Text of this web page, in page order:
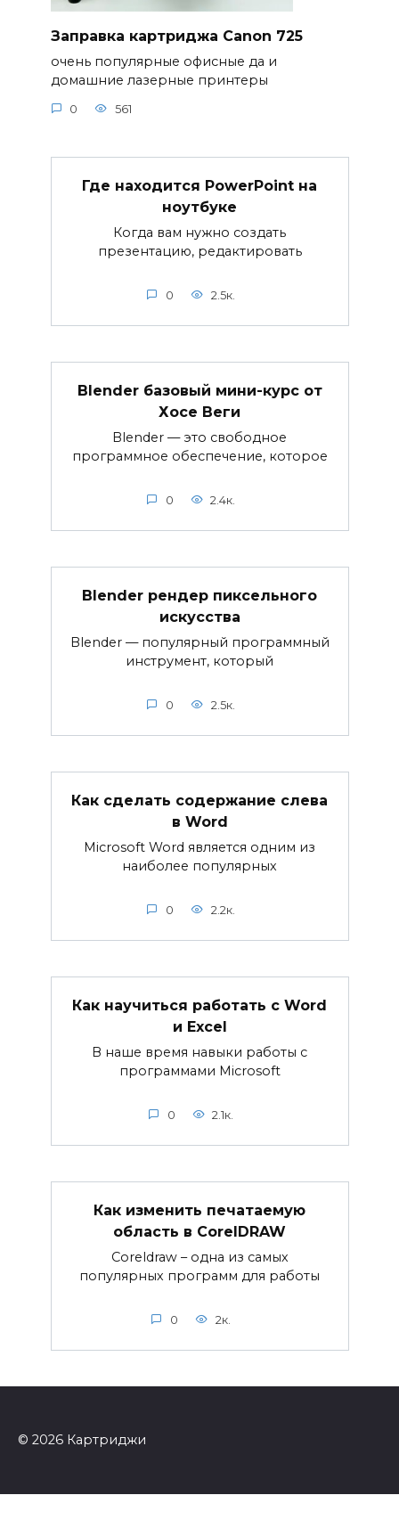
Заправка картриджа Canon 725
очень популярные офисные да и
домашние лазерные принтеры
0 561
Где находится PowerPoint на
ноутбуке
Когда вам нужно создать
презентацию, редактировать
0 2.5к.
Blender базовый мини-курс от
Хосе Веги
Blender — это свободное
программное обеспечение, которое
0 2.4к.
Blender рендер пиксельного
искусства
Blender — популярный программный
инструмент, который
0 2.5к.
Как сделать содержание слева
в Word
Microsoft Word является одним из
наиболее популярных
0 2.2к.
Как научиться работать с Word
и Excel
В наше время навыки работы с
программами Microsoft
0 2.1к.
Как изменить печатаемую
область в CorelDRAW
Coreldraw – одна из самых
популярных программ для работы
0 2к.
© 2026 Картриджи